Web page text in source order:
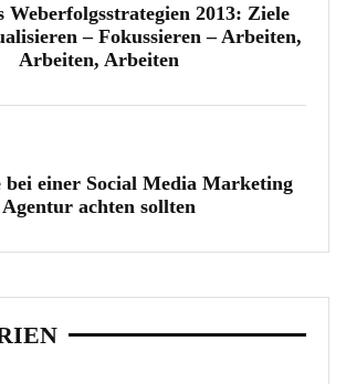
Weberfolgsstrategien 2013: Ziele
– Fokussieren – Arbeiten,
Arbeiten, Arbeiten
bei einer Social Media Marketing
Agentur achten sollten